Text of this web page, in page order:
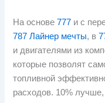
На основе777 и с
787 Лайнер мечты, в
и двигателями из
которые позволят
топливной
расходов. 10%